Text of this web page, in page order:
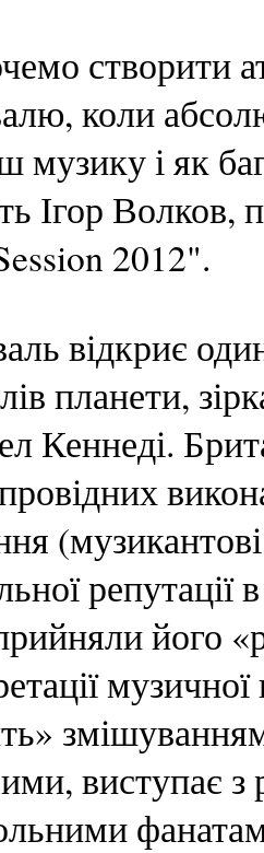
створити
коли
музику і як
Ігор
2012".
відкриє
планети,
Кеннеді.
репутації
його
виступає з